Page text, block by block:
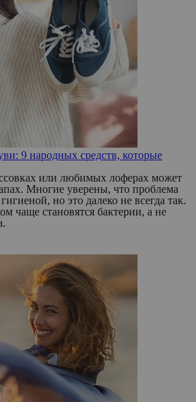
9 народных средств, которые
или любимых лоферах может
Многие уверены, что проблема
но это далеко не всегда так.
чаще становятся бактерии, а не